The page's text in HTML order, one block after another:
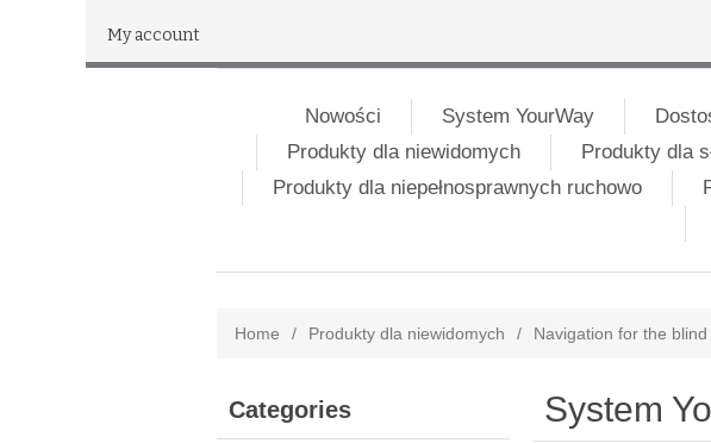
My account
Nowości System YourWay
Produkty dla niewidomych
Produkty dla
Produkty dla niepełnosprawnych ruchowo
Home / Produkty dla niewidomych / Navigation for the blind
Categories System